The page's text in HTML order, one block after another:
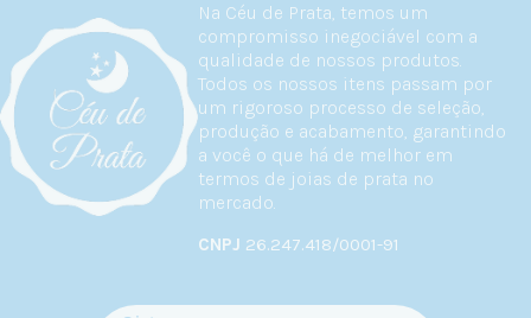
Na Céu de Prata, temos um
compromisso inegociável com a
qualidade de nossos produtos.
Todos os nossos itens passam por
um rigoroso processo de seleção,
produção e acabamento, garantindo
a você o que há de melhor em
termos de joias de prata no
mercado.
CNPJ 26.247.418/0001-91